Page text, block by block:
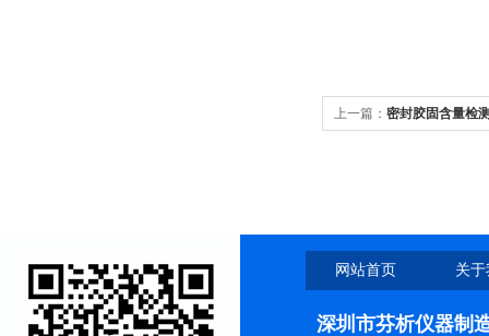
上一篇： 密封胶固含量检
网站首页 关
深圳市芬析仪器制